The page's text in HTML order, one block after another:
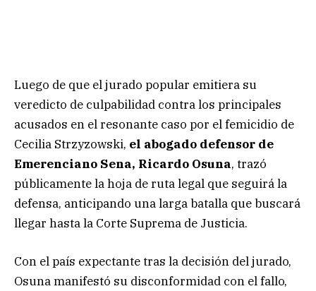
Luego de que el jurado popular emitiera su
veredicto de culpabilidad contra los principales
acusados en el resonante caso por el femicidio de
Cecilia Strzyzowski, el abogado defensor de
Emerenciano Sena, Ricardo Osuna, trazó
públicamente la hoja de ruta legal que seguirá la
defensa, anticipando una larga batalla que buscará
llegar hasta la Corte Suprema de Justicia.
Con el país expectante tras la decisión del jurado,
Osuna manifestó su disconformidad con el fallo,